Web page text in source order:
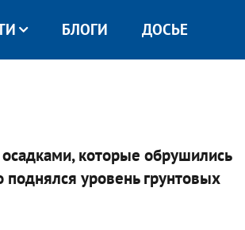
БЛОГИ ДОСЬЕ
которые обрушились
уровень грунтовых